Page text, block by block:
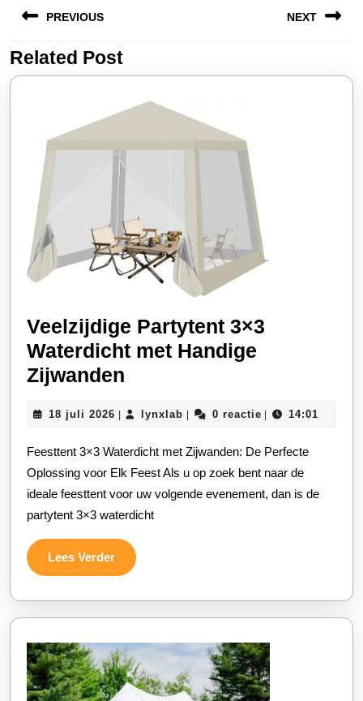
PREVIOUS
Vorige
bericht:
NEXT
bericht:
Related Post
Veelzijdige Partytent 3×3
Waterdicht met Handige
Zijwanden
3×3
Waterdicht
met
Handige
Zijwanden
18 juli 2026 18
| lynxlab lynxlab
| 0 reactie | 14:01
Feesttent 3×3 Waterdicht met Zijwanden: De Perfecte
Oplossing voor Elk Feest Als u op zoek bent naar de
ideale feesttent voor uw volgende evenement, dan is de
partytent 3×3 waterdicht
Lees VerderLees
Verder